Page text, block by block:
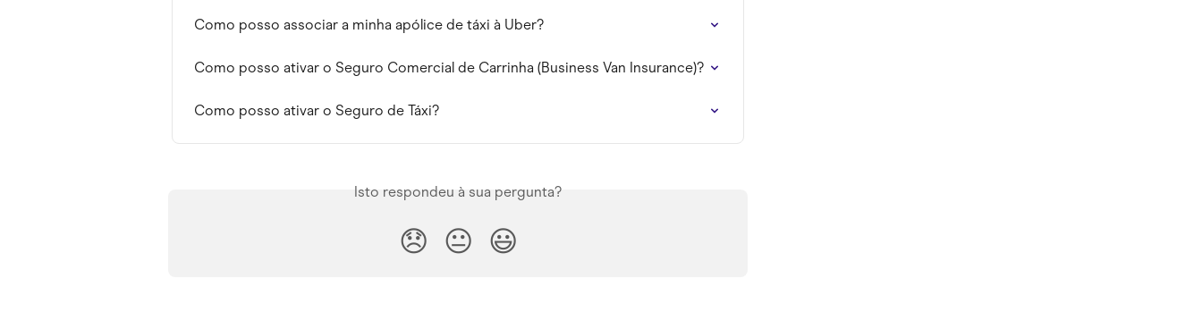
Como posso associar a minha apólice de táxi à Uber?
Como posso ativar o Seguro Comercial de Carrinha (Business Van Insurance)?
Como posso ativar o Seguro de Táxi?
Isto respondeu à sua pergunta?
😞 😐 😃